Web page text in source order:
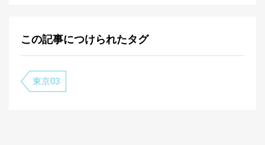
この記事につけられたタグ
東京03